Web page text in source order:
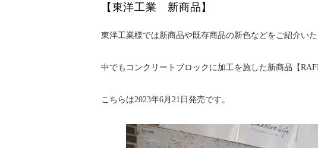
【東洋工業 新商品】
東洋工業様では新商品や既存商品の新色などをご紹介いた
中でもコンクリートブロックに加工を施した新商品【
こちらは2023年6月21日発売です。